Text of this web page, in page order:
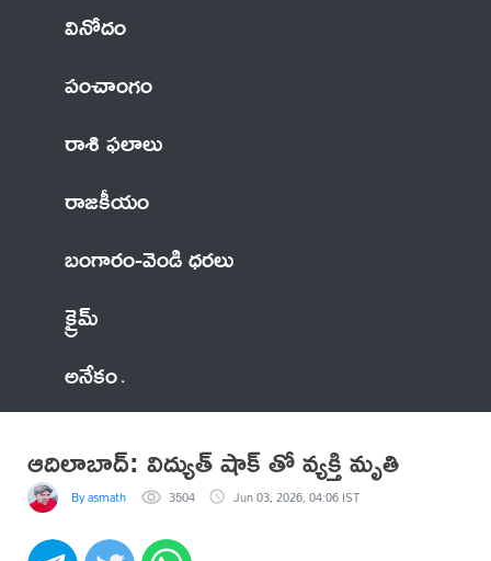
వినోదం
పంచాంగం
రాశి ఫలాలు
రాజకీయం
బంగారం-వెండి ధరలు
క్రైమ్
అనేకం
ఆదిలాబాద్: విద్యుత్ షాక్ తో వ్యక్తి మృతి
By asmath 3504 Jun 03, 2026, 04:06 IST